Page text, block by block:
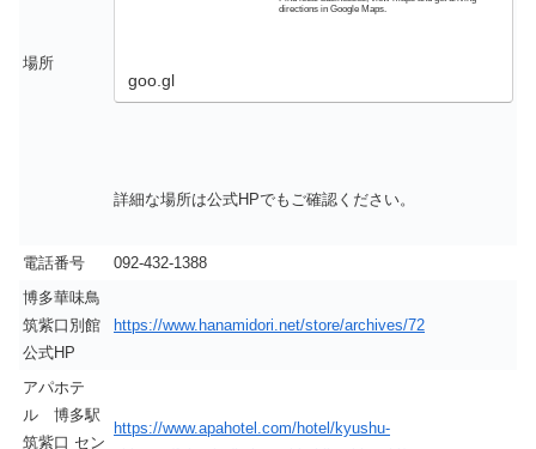
場所
directions in Google Maps.
goo.gl
詳細な場所は公式HPでもご確認ください。
電話番号
092-432-1388
博多華味鳥
筑紫口別館
公式HP
https://www.hanamidori.net/store/archives/72
アパホテ
ル 博多駅
筑紫口 セン
https://www.apahotel.com/hotel/kyushu-